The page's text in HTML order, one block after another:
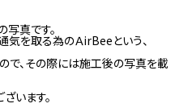
真です。
を取る為のＡirBeeという、
で、その際には施工後の写真を載
います。